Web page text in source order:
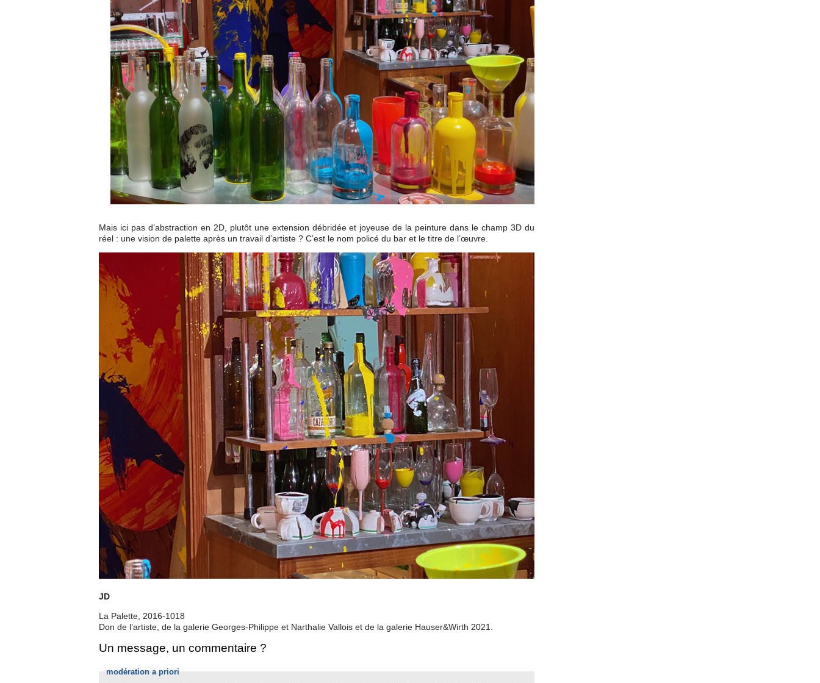
Mais ici pas d’abstraction en 2D, plutôt une extension débridée et joyeuse de la peinture dans le champ 3D du
réel : une vision de palette après un travail d’artiste ? C’est le nom policé du bar et le titre de l’œuvre.
JD
La Palette, 2016-1018
Don de l’artiste, de la galerie Georges-Philippe et Narthalie Vallois et de la galerie Hauser&Wirth 2021.
Un message, un commentaire ?
modération a priori